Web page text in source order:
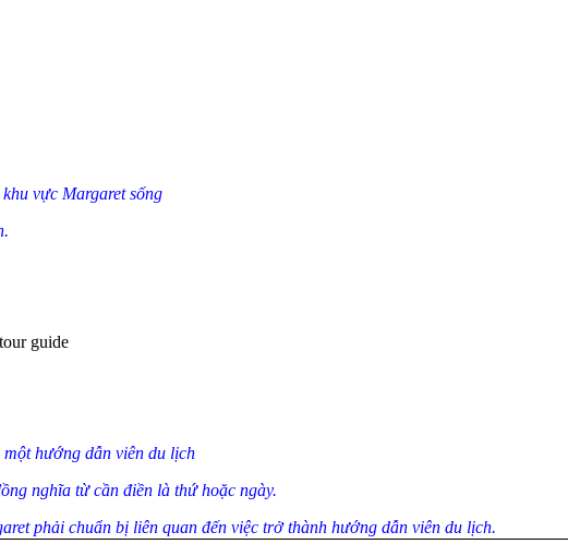
vực Margaret sống
guide
hướng dẫn viên du lịch
nghĩa từ cần điền là thứ hoặc ngày.
phải chuẩn bị liên quan đến việc trở thành hướng dẫn viên du lịch.